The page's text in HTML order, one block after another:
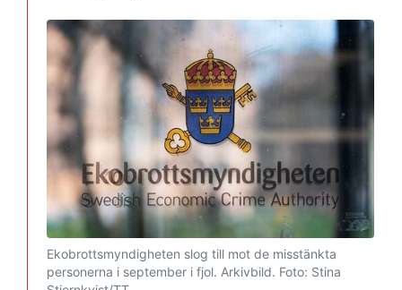
Ekobrottsmyndigheten slog till mot de misstänkta
personerna i september i fjol. Arkivbild. Foto: Stina